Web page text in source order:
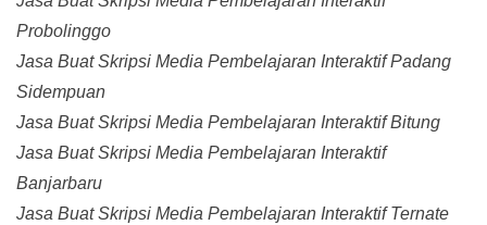
Probolinggo
Jasa Buat Skripsi Media Pembelajaran Interaktif Padang
Sidempuan
Jasa Buat Skripsi Media Pembelajaran Interaktif Bitung
Jasa Buat Skripsi Media Pembelajaran Interaktif
Banjarbaru
Jasa Buat Skripsi Media Pembelajaran Interaktif Ternate